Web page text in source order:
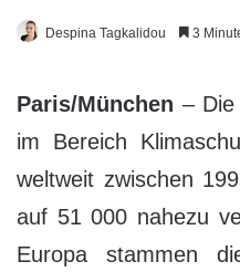
Despina Tagkalidou 3
Paris/München – Die
im Bereich
weltweit zwischen
auf 51 000 nahezu
Europa stammen